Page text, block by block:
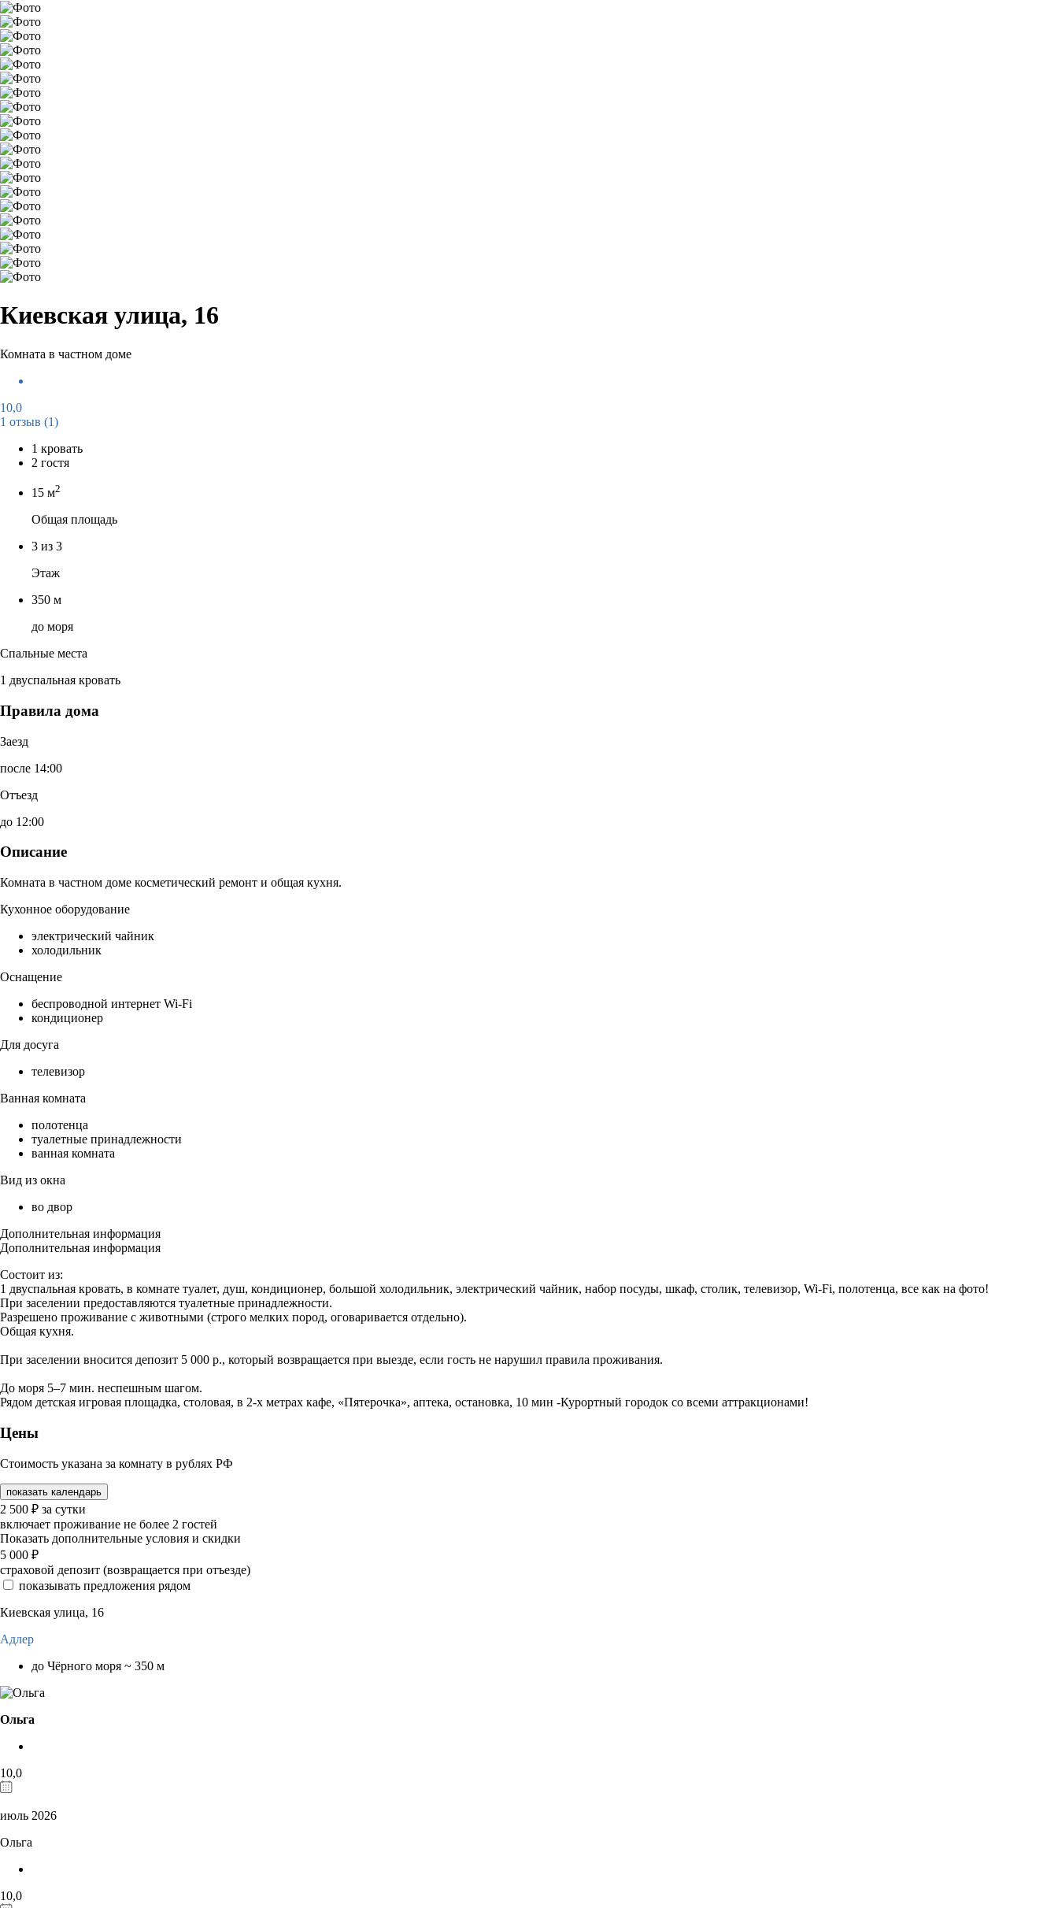
Киевская улица, 16
Комната в частном доме
10,0
1 отзыв (1)
1 кровать
2 гостя
15 м2
Общая площадь
3 из 3
Этаж
350 м
до моря
Спальные места
1 двуспальная кровать
Правила дома
Заезд
после 14:00
Отъезд
до 12:00
Описание
Комната в частном доме косметический ремонт и общая кухня.
Кухонное оборудование
электрический чайник
холодильник
Оснащение
беспроводной интернет Wi-Fi
кондиционер
Для досуга
телевизор
Ванная комната
полотенца
туалетные принадлежности
ванная комната
Вид из окна
во двор
Дополнительная информация
Дополнительная информация
Состоит из:
1 двуспальная кровать, в комнате туалет, душ, кондиционер, большой холодильник, электрический чайник, набор посуды, шкаф, столик, телевизор, Wi-Fi, полотенца, все как на фото!
При заселении предоставляются туалетные принадлежности.
Разрешено проживание с животными (строго мелких пород, оговаривается отдельно).
Общая кухня.
При заселении вносится депозит 5 000 р., который возвращается при выезде, если гость не нарушил правила проживания.
До моря 5–7 мин. неспешным шагом.
Рядом детская игровая площадка, столовая, в 2-х метрах кафе, «Пятерочка», аптека, остановка, 10 мин -Курортный городок со всеми аттракционами!
Цены
Стоимость указана за комнату в рублях РФ
показать календарь
2 500 ₽ за сутки
включает проживание не более 2 гостей
Показать дополнительные условия и скидки
5 000 ₽
страховой депозит (возвращается при отъезде)
показывать предложения рядом
Киевская улица, 16
Адлер
до Чёрного моря ~ 350 м
Ольга
10,0
июль 2026
Ольга
10,0